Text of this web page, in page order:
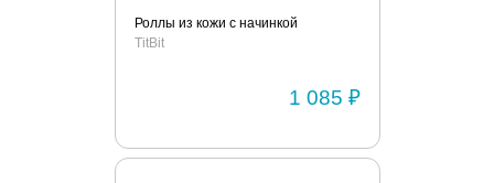
Роллы из кожи с начинкой
TitBit
1 085 ₽